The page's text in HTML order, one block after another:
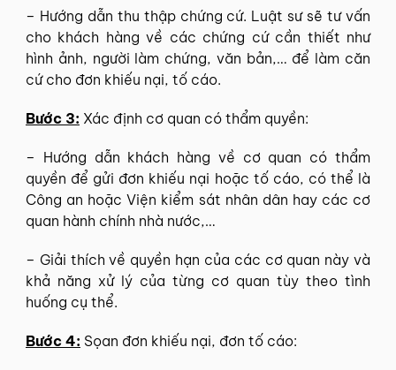
– Hướng dẫn thu thập chứng cứ. Luật sư sẽ tư vấn
cho khách hàng về các chứng cứ cần thiết như
hình ảnh, người làm chứng, văn bản,… để làm căn
cứ cho đơn khiếu nại, tố cáo.
Bước 3: Xác định cơ quan có thẩm quyền:
– Hướng dẫn khách hàng về cơ quan có thẩm
quyền để gửi đơn khiếu nại hoặc tố cáo, có thể là
Công an hoặc Viện kiểm sát nhân dân hay các cơ
quan hành chính nhà nước,…
– Giải thích về quyền hạn của các cơ quan này và
khả năng xử lý của từng cơ quan tùy theo tình
huống cụ thể.
Bước 4: Sọan đơn khiếu nại, đơn tố cáo: